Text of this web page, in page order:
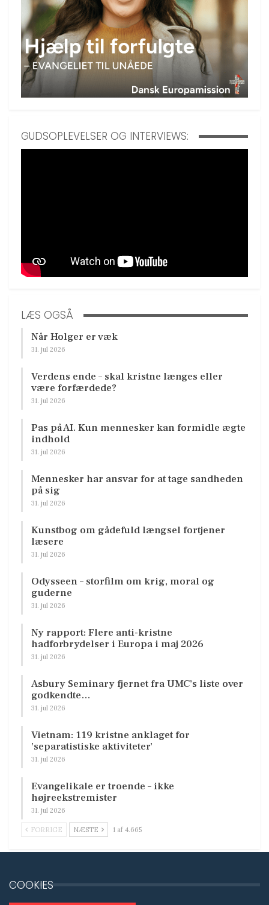
GUDSOPLEVELSER OG INTERVIEWS:
LÆS OGSÅ
Når Holger er væk
31. jul 2026
Verdens ende – skal kristne længes eller
være forfærdede?
31. jul 2026
Pas på AI. Kun mennesker kan formidle ægte
indhold
31. jul 2026
Mennesker har ansvar for at tage sandheden
på sig
31. jul 2026
Kunstbog om gådefuld længsel fortjener
læsere
31. jul 2026
Odysseen – storfilm om krig, moral og
guderne
31. jul 2026
Ny rapport: Flere anti-kristne
hadforbrydelser i Europa i maj 2026
31. jul 2026
Asbury Seminary fjernet fra UMC’s liste over
godkendte…
31. jul 2026
Vietnam: 119 kristne anklaget for
’separatistiske aktiviteter’
31. jul 2026
Evangelikale er troende – ikke
højreekstremister
31. jul 2026
FORRIGE NÆSTE 1 af 4.665
COOKIES